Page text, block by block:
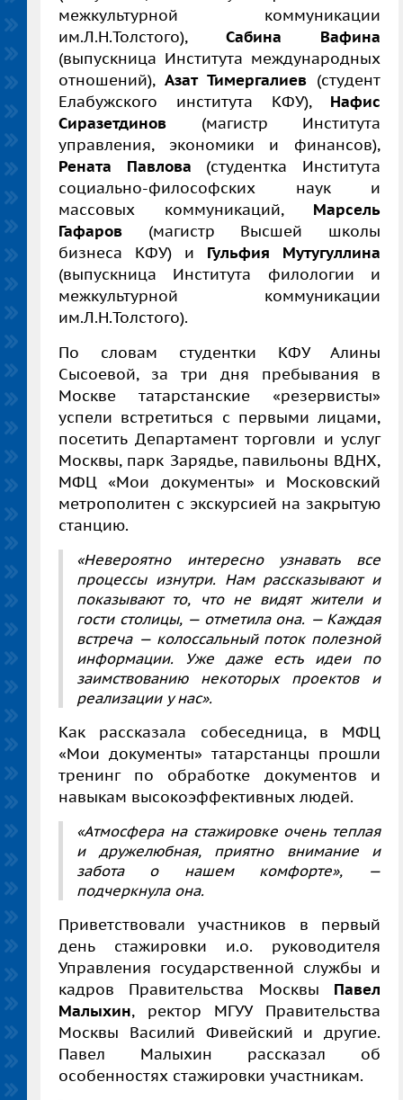
межкультурной коммуникации
им.Л.Н.Толстого), Сабина Вафина
(выпускница Института международных
отношений),Азат Тимергалиев (студент
Елабужского института КФУ), Нафис
Сиразетдинов (магистр Института
управления, экономики и финансов),
Рената Павлова (студентка Института
социально-философских наук и
массовых коммуникаций, Марсель
Гафаров (магистр Высшей школы
бизнеса КФУ) и Гульфия Мутугуллина
(выпускница Института филологии и
межкультурной коммуникации
им.Л.Н.Толстого).
По словам студентки КФУ Алины
Сысоевой, за три дня пребывания в
Москве татарстанские «резервисты»
успели встретиться с первыми лицами,
посетить Департамент торговли и услуг
Москвы, парк Зарядье, павильоны ВДНХ,
МФЦ «Мои документы» и Московский
метрополитен с экскурсией на закрытую
станцию.
«Невероятно интересно узнавать все
процессы изнутри. Нам рассказывают и
показывают то, что не видят жители и
гости столицы, — отметила она. — Каждая
встреча — колоссальный поток полезной
информации. Уже даже есть идеи по
заимствованию некоторых проектов и
реализации у нас».
Как рассказала собеседница, в МФЦ
«Мои документы» татарстанцы прошли
тренинг по обработке документов и
навыкам высокоэффективных людей.
«Атмосфера на стажировке очень теплая
и дружелюбная, приятно внимание и
забота о нашем комфорте», —
подчеркнула она.
Приветствовали участников в первый
день стажировки и.о. руководителя
Управления государственной службы и
кадров Правительства Москвы Павел
Малыхин, ректор МГУУ Правительства
Москвы Василий Фивейский и другие.
Павел Малыхин рассказал об
особенностях стажировки участникам.